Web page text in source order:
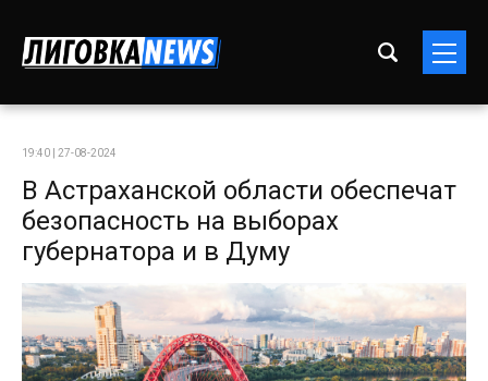
19:40 | 27-08-2024
В Астраханской области обеспечат
безопасность на выборах
губернатора и в Думу